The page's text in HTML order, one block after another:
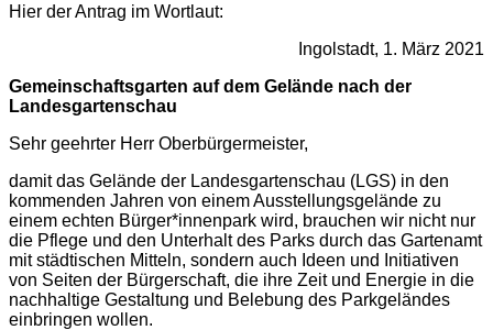
Hier der Antrag im Wortlaut:
Ingolstadt, 1. März 2021
Gemeinschaftsgarten auf dem Gelände nach der
Landesgartenschau
Sehr geehrter Herr Oberbürgermeister,
damit das Gelände der Landesgartenschau (LGS) in den
kommenden Jahren von einem Ausstellungsgelände zu
einem echten Bürger*innenpark wird, brauchen wir nicht nur
die Pflege und den Unterhalt des Parks durch das Gartenamt
mit städtischen Mitteln, sondern auch Ideen und Initiativen
von Seiten der Bürgerschaft, die ihre Zeit und Energie in die
nachhaltige Gestaltung und Belebung des Parkgeländes
einbringen wollen.